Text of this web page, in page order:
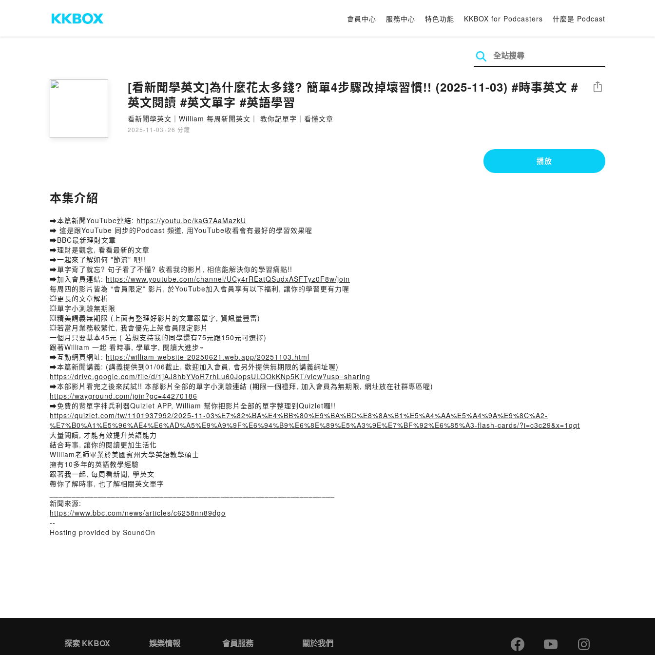
會員中心 服務中心 特色功能 KKBOX for Podcasters 什麼是 Podcast
[看新聞學英文]為什麼花太多錢? 簡單4步驟改掉壞習慣!! (2025-11-03) #時事英文 #
英文閱讀 #英文單字 #英語學習
看新聞學英文｜William 每周新聞英文｜ 教你記單字｜看懂文章
2025-11-03 · 26 分鐘
分享
播放
本集介紹
➡️本篇新聞YouTube連結: https://youtu.be/kaG7AaMazkU
➡️ 這是跟YouTube 同步的Podcast 頻道, 用YouTube收看會有最好的學習效果喔
➡️BBC最新理財文章
➡️理財是觀念, 看看最新的文章
➡️一起來了解如何 "節流" 吧!!
➡️單字背了就忘? 句子看了不懂? 收看我的影片, 相信能解決你的學習痛點!!
➡️加入會員連結: https://www.youtube.com/channel/UCy4rREatQSudxASFTyz0F8w/join
每周四的影片皆為 “會員限定” 影片, 於YouTube加入會員享有以下福利, 讓你的學習更有力喔
💥更長的文章解析
💥單字小測驗無期限
💥精美講義無期限 (上面有整理好影片的文章跟單字, 資訊量豐富)
💥若當月業務較繁忙, 我會優先上架會員限定影片
一個月只要基本45元 ( 若想支持我的同學還有75元跟150元可選擇)
跟著William 一起 看時事, 學單字, 閱讀大進步~
➡️互動網頁網址: https://william-website-20250621.web.app/20251103.html
➡️本篇新聞講義: (講義提供到01/06截止, 歡迎加入會員, 會另外提供無期限的講義網址喔)
https://drive.google.com/file/d/1jAJ8hbYVoR7rhLu60JopsULOOkKNp5KT/view?usp=sharing
➡️本部影片看完之後來試試!! 本部影片全部的單字小測驗連結 (期限一個禮拜, 加入會員為無期限, 網址放在社群專區喔)
https://wayground.com/join?gc=44270186
➡️免費的背單字神兵利器Quizlet APP, William 幫你把影片全部的單字整理到Quizlet囉!!
https://quizlet.com/tw/1101937992/2025-11-03%E7%82%BA%E4%BB%80%E9%BA%BC%E8%8A%B1%E5%A4%AA%E5%A4%9A%E9%8C%A2-
%E7%B0%A1%E5%96%AE4%E6%AD%A5%E9%A9%9F%E6%94%B9%E6%8E%89%E5%A3%9E%E7%BF%92%E6%85%A3-flash-cards/?i=c3c29&x=1qqt
大量閱讀, 才能有效提升英語能力
結合時事, 讓你的閱讀更加生活化
William老師畢業於美國賓州大學英語教學碩士
擁有10多年的英語教學經驗
跟著我一起, 每周看新聞, 學英文
帶你了解時事, 也了解相關英文單字
新聞來源:
https://www.bbc.com/news/articles/c6258nn89dgo
--
Hosting provided by SoundOn
探索 KKBOX 娛樂情報 會員服務 關於我們